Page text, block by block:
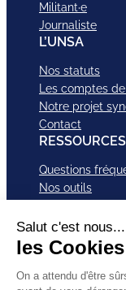
Militant·e
Journaliste
L’UNSA
Nos statuts
Les comptes de
Notre projet
Contact
Questions
Nos outils
Nos structures